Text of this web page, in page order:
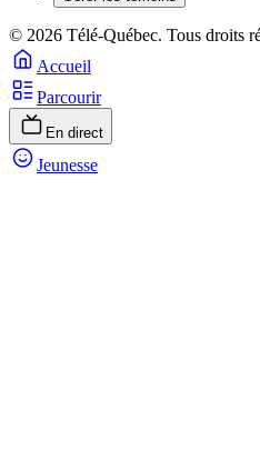
© 2026 Télé-Québec. Tous droits
Accueil
Parcourir
En direct
Jeunesse